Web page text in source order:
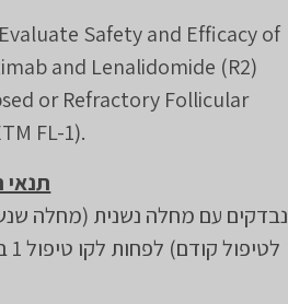
Safety and Efficacy of
and Lenalidomide (R2)
or Refractory Follicular
FL-1).
נבדקים עם מחלה נשנית (מחלה